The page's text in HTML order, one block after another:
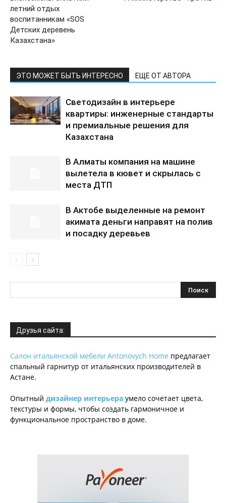
летний отдых
воспитанникам «SOS
Детских деревень
Казахстана»
ЭТО МОЖЕТ БЫТЬ ИНТЕРЕСНО ЕЩЕ ОТ АВТОРА
Светодизайн в интерьере
квартиры: инженерные стандарты
и премиальные решения для
Казахстана
В Алматы компания на машине
вылетела в кювет и скрылась с
места ДТП
В Актобе выделенные на ремонт
акимата деньги направят на полив
и посадку деревьев
Друзья сайта:
Салон итальянской мебели Antonovych Home предлагает
спальный гарнитур от итальянских производителей в
Астане.
Опытный дизайнер интерьера умело сочетает цвета,
текстуры и формы, чтобы создать гармоничное и
функциональное пространство в доме.